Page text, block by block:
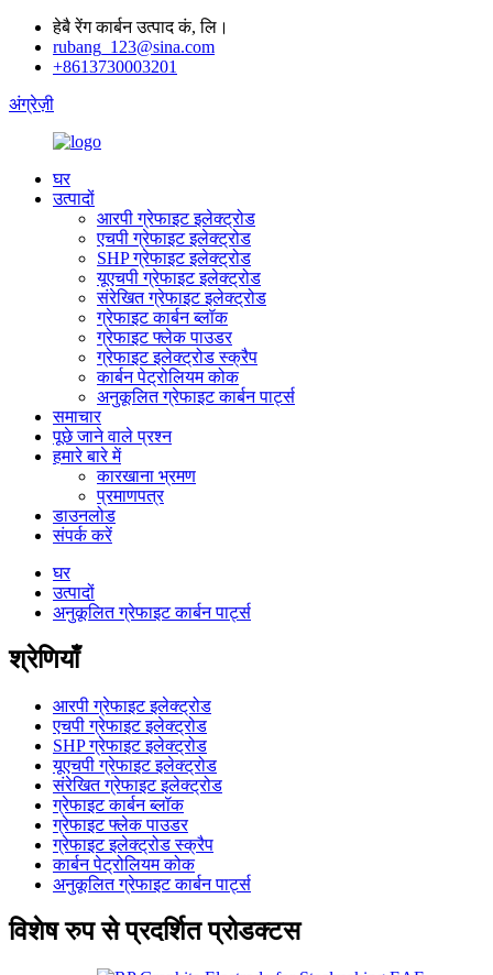
हेबै रेंग कार्बन उत्पाद कं, लि।
rubang_123@sina.com
+8613730003201
अंग्रेज़ी
घर
उत्पादों
आरपी ग्रेफाइट इलेक्ट्रोड
एचपी ग्रेफाइट इलेक्ट्रोड
SHP ग्रेफाइट इलेक्ट्रोड
यूएचपी ग्रेफाइट इलेक्ट्रोड
संरेखित ग्रेफाइट इलेक्ट्रोड
ग्रेफाइट कार्बन ब्लॉक
ग्रेफाइट फ्लेक पाउडर
ग्रेफाइट इलेक्ट्रोड स्क्रैप
कार्बन पेट्रोलियम कोक
अनुकूलित ग्रेफाइट कार्बन पार्ट्स
समाचार
पूछे जाने वाले प्रश्न
हमारे बारे में
कारखाना भ्रमण
प्रमाणपत्र
डाउनलोड
संपर्क करें
घर
उत्पादों
अनुकूलित ग्रेफाइट कार्बन पार्ट्स
श्रेणियाँ
आरपी ग्रेफाइट इलेक्ट्रोड
एचपी ग्रेफाइट इलेक्ट्रोड
SHP ग्रेफाइट इलेक्ट्रोड
यूएचपी ग्रेफाइट इलेक्ट्रोड
संरेखित ग्रेफाइट इलेक्ट्रोड
ग्रेफाइट कार्बन ब्लॉक
ग्रेफाइट फ्लेक पाउडर
ग्रेफाइट इलेक्ट्रोड स्क्रैप
कार्बन पेट्रोलियम कोक
अनुकूलित ग्रेफाइट कार्बन पार्ट्स
विशेष रुप से प्रदर्शित प्रोडक्टस